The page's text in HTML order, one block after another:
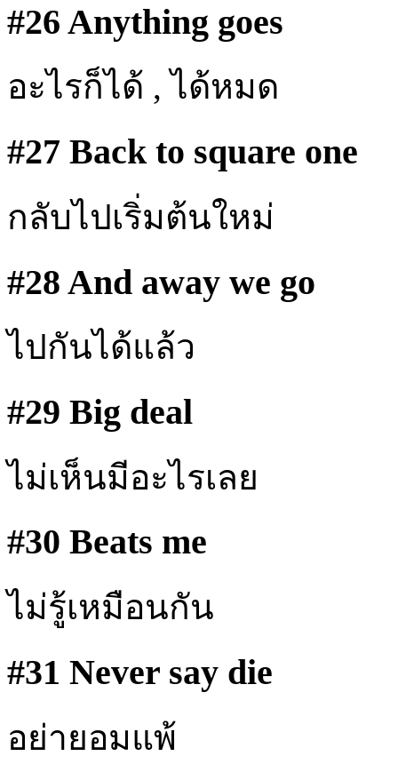
#26 Anything goes
อะไรก็ได้ , ได้หมด
#27 Back to square one
กลับไปเริ่มต้นใหม่
#28 And away we go
ไปกันได้แล้ว
#29 Big deal
ไม่เห็นมีอะไรเลย
#30 Beats me
ไม่รู้เหมือนกัน
#31 Never say die
อย่ายอมแพ้